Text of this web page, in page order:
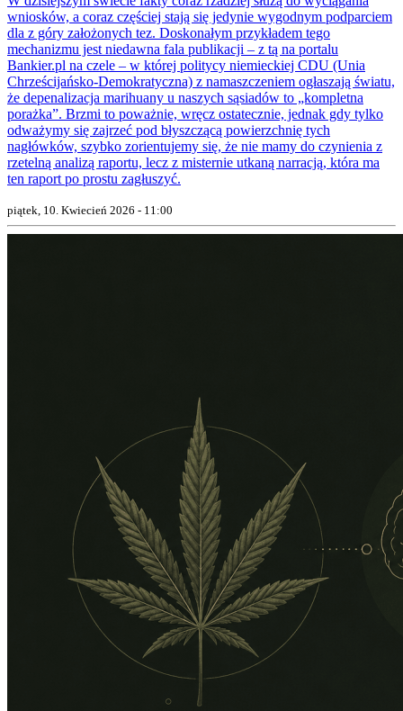
wniosków, a coraz częściej stają się jedynie wygodnym podparciem
dla z góry założonych tez. Doskonałym przykładem tego
mechanizmu jest niedawna fala publikacji – z tą na portalu
Bankier.pl na czele – w której politycy niemieckiej CDU (Unia
Chrześcijańsko-Demokratyczna) z namaszczeniem ogłaszają światu,
że depenalizacja marihuany u naszych sąsiadów to „kompletna
porażka”. Brzmi to poważnie, wręcz ostatecznie, jednak gdy tylko
odważymy się zajrzeć pod błyszczącą powierzchnię tych
nagłówków, szybko zorientujemy się, że nie mamy do czynienia z
rzetelną analizą raportu, lecz z misternie utkaną narracją, która ma
ten raport po prostu zagłuszyć.
piątek, 10. Kwiecień 2026 - 11:00